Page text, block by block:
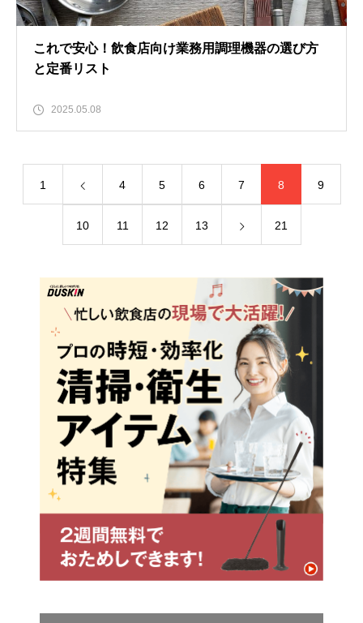
これで安心！飲食店向け業務用調理機器の選び方
と定番リスト
2025.05.08
1 4 5 6 7 8 9
10 11 12 13 21